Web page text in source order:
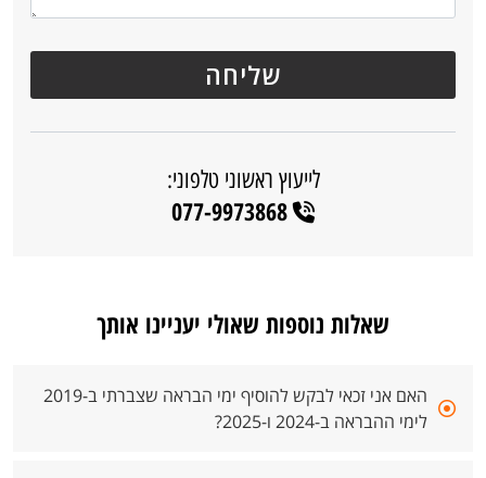
לייעוץ ראשוני טלפוני:
077-9973868
שאלות נוספות שאולי יעניינו אותך
האם אני זכאי לבקש להוסיף ימי הבראה שצברתי ב-2019
לימי ההבראה ב-2024 ו-2025?